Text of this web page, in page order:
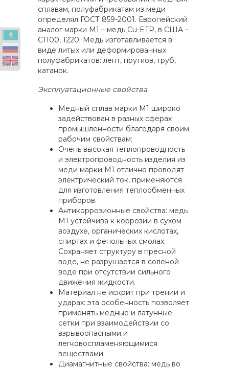
сплавам, полуфабрикатам из меди
определял ГОСТ 859-2001. Европейский
аналог марки М1 – медь Cu-ETP, в США –
С1100, 1220. Медь изготавливается в
виде литых или деформированных
полуфабрикатов: лент, прутков, труб,
катанок.
Эксплуатационные свойства
Медный сплав марки М1 широко
задействован в разных сферах
промышленности благодаря своим
рабочим свойствам:
Очень высокая теплопроводность
и электропроводность изделия из
меди марки М1 отлично проводят
электрический ток, применяются
для изготовления теплообменных
приборов.
Антикоррозионные свойства: медь
М1 устойчива к коррозии в сухом
воздухе, органических кислотах,
спиртах и фенольных смолах.
Сохраняет структуру в пресной
воде, не разрушается в соленой
воде при отсутствии сильного
движения жидкости.
Материал не искрит при трении и
ударах: эта особенность позволяет
применять медные и латунные
сетки при взаимодействии со
взрывоопасными и
легковоспламеняющимися
веществами.
Диамагнитные свойства: медь во